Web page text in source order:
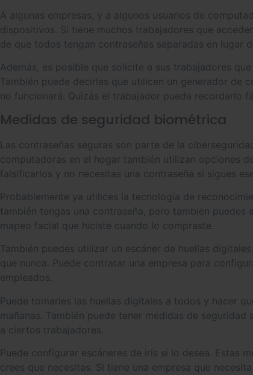
A algunas empresas, y a algunos usuarios de
dispositivos. Si tiene muchos trabajadores que
de que todos tengan contraseñas separadas en lugar
Además, es posible que solicite a sus trabajadores
También puede decirles que utilicen un generador de
no funcionará. Quizás el trabajador pueda recordarlo
Medidas de seguridad biométrica
Las contraseñas seguras son parte de la
computadoras en el hogar también utilizan opciones
falsificarlos y no necesitas una contraseña si sigues
Probablemente ya utilices la tecnología de
también tengas una contraseña, pero también
mapeo facial que hiciste cuando lo compraste.
También puedes utilizar un escáner de huellas
que nunca. Puede contratar una empresa para
empleados.
Puede tomarles las huellas digitales a todos y hacer
mañanas. También puede tener medidas de
a ciertos trabajadores.
Puede configurar escáneres de iris si lo desea. Estas
crees que necesitas. Si tiene una empresa que